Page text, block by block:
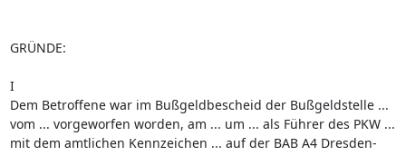
GRÜNDE:
I
Dem Betroffene war im Bußgeldbescheid der Bußgeldstelle ...
vom ... vorgeworfen worden, am ... um ... als Führer des PKW ...
mit dem amtlichen Kennzeichen ... auf der BAB A4 Dresden-